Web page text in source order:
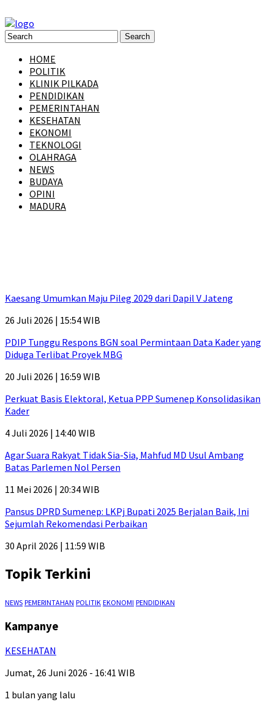
HOME
POLITIK
KLINIK PILKADA
PENDIDIKAN
PEMERINTAHAN
KESEHATAN
EKONOMI
TEKNOLOGI
OLAHRAGA
NEWS
BUDAYA
OPINI
MADURA
Kaesang Umumkan Maju Pileg 2029 dari Dapil V Jateng
26 Juli 2026 | 15:54 WIB
PDIP Tunggu Respons BGN soal Permintaan Data Kader yang
Diduga Terlibat Proyek MBG
20 Juli 2026 | 16:59 WIB
Perkuat Basis Elektoral, Ketua PPP Sumenep Konsolidasikan
Kader
4 Juli 2026 | 14:40 WIB
Agar Suara Rakyat Tidak Sia-Sia, Mahfud MD Usul Ambang
Batas Parlemen Nol Persen
11 Mei 2026 | 20:34 WIB
Pansus DPRD Sumenep: LKPj Bupati 2025 Berjalan Baik, Ini
Sejumlah Rekomendasi Perbaikan
30 April 2026 | 11:59 WIB
Topik Terkini
NEWS PEMERINTAHAN POLITIK EKONOMI PENDIDIKAN
Kampanye
KESEHATAN
Jumat, 26 Juni 2026 - 16:41 WIB
1 bulan yang lalu